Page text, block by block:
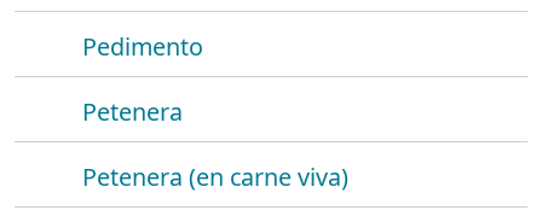
Pedimento
Petenera
Petenera (en carne viva)